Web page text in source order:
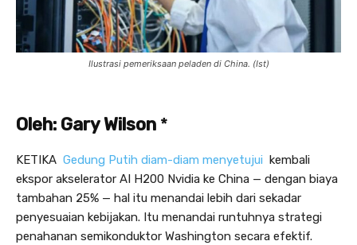
Ilustrasi pemeriksaan peladen di China. (Ist)
L
n
g
s
u
n
Oleh: Gary Wilson *
KETIKA Gedung Putih diam-diam menyetujui kembali
ekspor akselerator AI H200 Nvidia ke China — dengan biaya
tambahan 25% — hal itu menandai lebih dari sekadar
penyesuaian kebijakan. Itu menandai runtuhnya strategi
penahanan semikonduktor Washington secara efektif.